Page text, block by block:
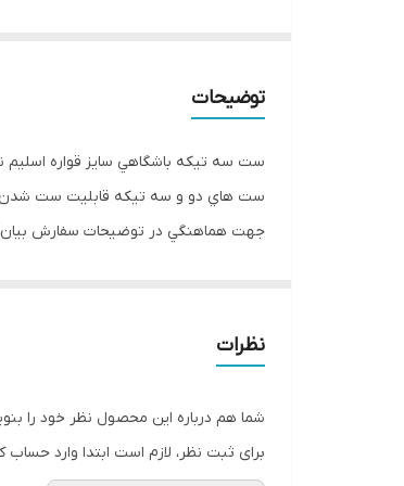
توضیحات
ست سه تيكه باشگاهي سايز قواره اسليم
ست هاي دو و سه تيكه قابليت ست شدن
جهت هماهنگي در توضيحات سفارش بيان
نظرات
شما هم درباره این محصول نظر خود را
برای ثبت نظر، لازم است ابتدا وارد حساب